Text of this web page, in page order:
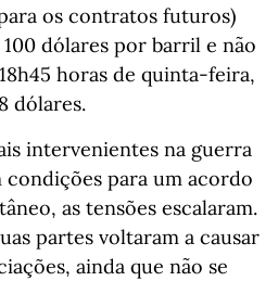
os contratos futuros)
dólares por barril e não
horas de quinta-feira,
dólares.
intervenientes na guerra
condições para um acordo
as tensões escalaram.
partes voltaram a causar
ainda que não se